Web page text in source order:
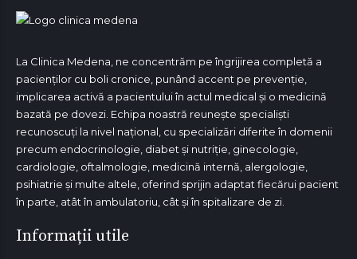
La Clinica Medena, ne concentrăm pe îngrijirea completă a
pacienților cu boli cronice, punând accent pe prevenție,
implicarea activă a pacientului în actul medical și o medicină
bazată pe dovezi. Echipa noastră reunește specialiști
recunoscuți la nivel național, cu specializări diferite în domenii
precum endocrinologie, diabet și nutriție, ginecologie,
cardiologie, oftalmologie, medicină internă, alergologie,
psihiatrie și multe altele, oferind sprijin adaptat fiecărui pacient
în parte, atât în ambulatoriu, cât și în spitalizare de zi.
Informații utile